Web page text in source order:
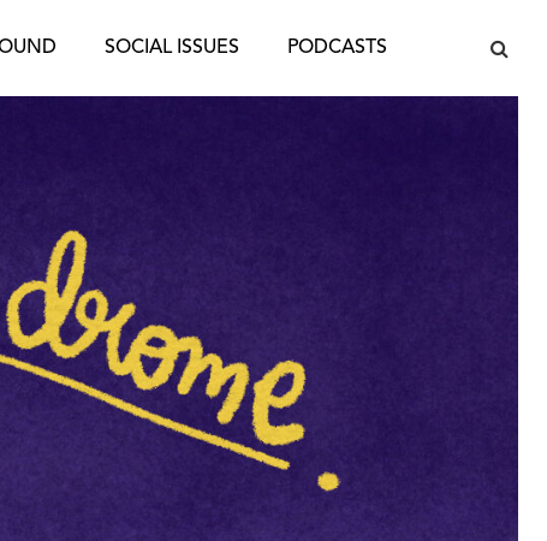
SOCIAL ISSUES PODCASTS